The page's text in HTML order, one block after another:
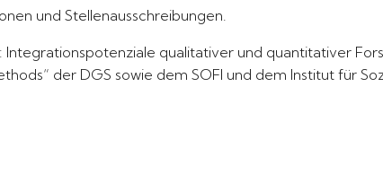
und Stellenausschreibungen.
qualitativer und quantitativer
der DGS sowie dem SOFI und dem Institut für